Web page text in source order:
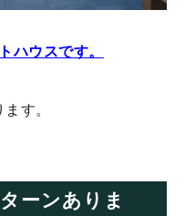
ハウスです。
す。
ーンありま